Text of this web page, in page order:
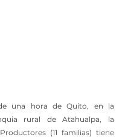
una hora de Quito, en la
rural de Atahualpa, la
(11 familias) tiene